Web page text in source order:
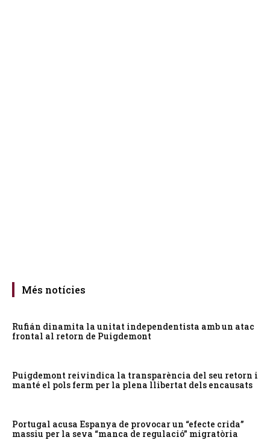
Més notícies
Rufián dinamita la unitat independentista amb un atac
frontal al retorn de Puigdemont
Puigdemont reivindica la transparència del seu retorn i
manté el pols ferm per la plena llibertat dels encausats
Portugal acusa Espanya de provocar un “efecte crida”
massiu per la seva “manca de regulació” migratòria